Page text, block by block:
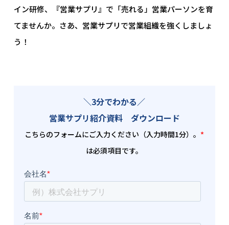
イン研修、『営業サプリ』で「売れる」営業パーソンを育
てませんか。さあ、営業サプリで営業組織を強くしましょ
う！
＼3分でわかる／
営業サプリ紹介資料 ダウンロード
こちらのフォームにご入力ください（入力時間1分）。*
は必須項目です。